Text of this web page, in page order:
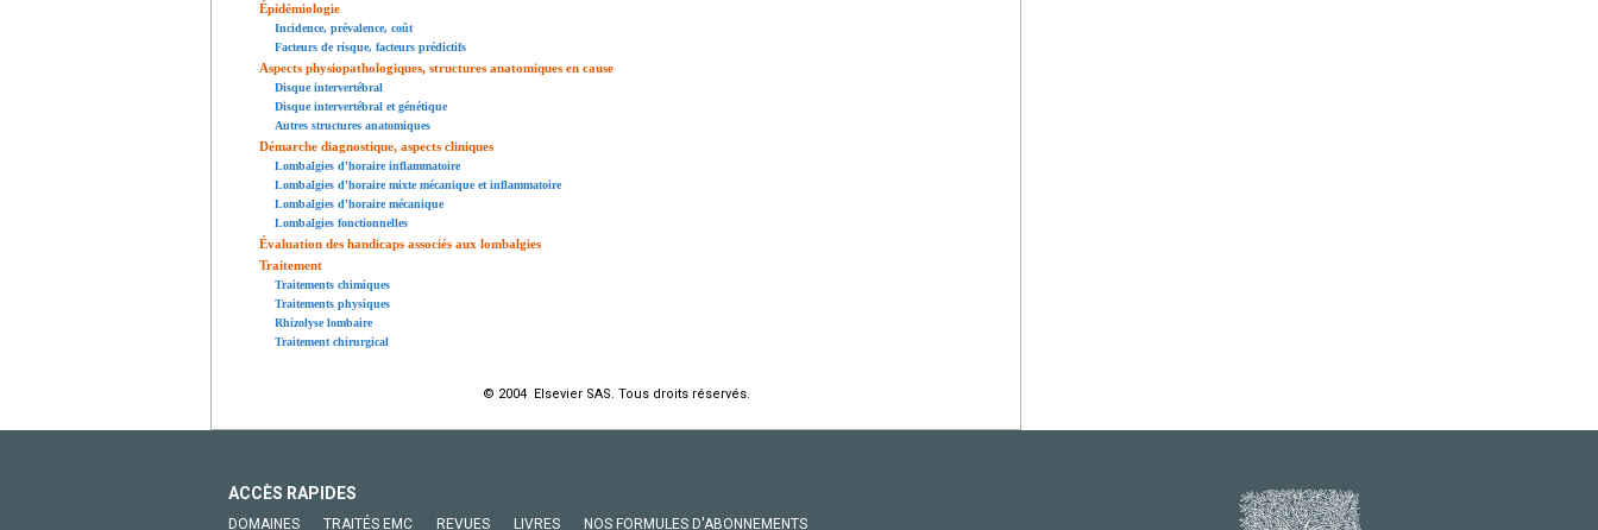
Épidémiologie
Incidence, prévalence, coût
Facteurs de risque, facteurs prédictifs
Aspects physiopathologiques, structures anatomiques en cause
Disque intervertébral
Disque intervertébral et génétique
Autres structures anatomiques
Démarche diagnostique, aspects cliniques
Lombalgies d'horaire inflammatoire
Lombalgies d'horaire mixte mécanique et inflammatoire
Lombalgies d'horaire mécanique
Lombalgies fonctionnelles
Évaluation des handicaps associés aux lombalgies
Traitement
Traitements chimiques
Traitements physiques
Rhizolyse lombaire
Traitement chirurgical
© 2004 Elsevier SAS. Tous droits réservés.
ACCÈS RAPIDES
DOMAINES TRAITÉS EMC REVUES LIVRES NOS FORMULES D'ABONNEMENTS